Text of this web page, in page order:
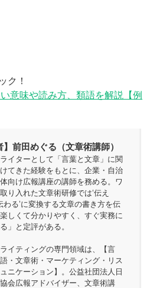
ク！
意味や読み方、類語を解説【例
】前田めぐる（文章術講師）
イターとして「言葉と文章」に関
てきた経験をもとに、企業・自治
向け広報講座の講師を務める。ワ
り入れた文章術研修では‘伝え
わる’に変換する文章の書き方を伝
しくて分かりやすく、すぐ実務に
」と定評がある。
イティングの専門領域は、【言
・文章術・マーケティング・リス
ニケーション】。公益社団法人日
会広報アドバイザー、文章術講